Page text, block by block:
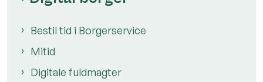
Bestil tid i Borgerservice
Mitid
Digitale fuldmagter